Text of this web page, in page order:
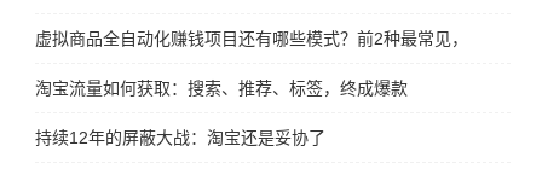
虚拟商品全自动化赚钱项目还有哪些模式？前2种最常见，第3种很
淘宝流量如何获取：搜索、推荐、标签，终成爆款
持续12年的屏蔽大战：淘宝还是妥协了